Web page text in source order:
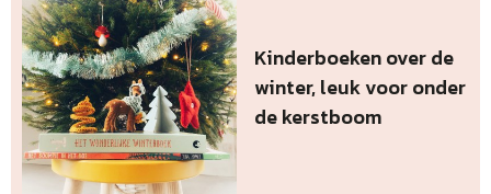
Kinderboeken over de
winter, leuk voor onder
de kerstboom